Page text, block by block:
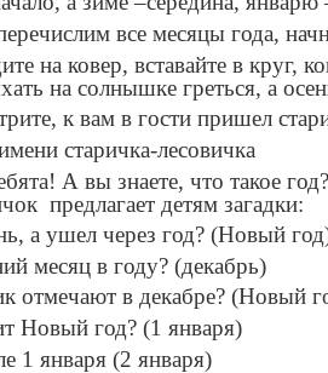
все месяцы года,
на ковер, вставайте в круг,
на солнышке греться, а
к вам в гости пришел
старичка-лесовичка
А вы знаете, что такое
предлагает детям загадки:
а ушел через год? (Новый
месяц в году? (декабрь)
отмечают в декабре? (Новый
Новый год? (1 января)
1 января (2 января)